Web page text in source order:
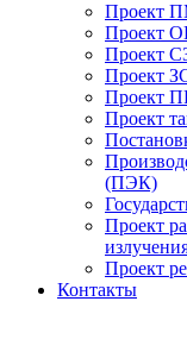
Проект
Проект
Проект
Проект
Проект
Проект
(ПЭК)
Проект
Проект
Контакты